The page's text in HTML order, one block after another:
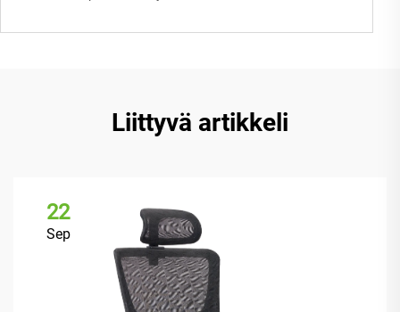
Liittyvä artikkeli
22
Sep